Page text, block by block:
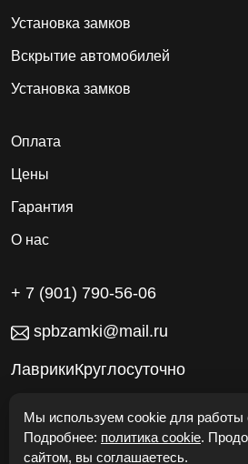
Установка замков
Вскрытие автомобилей
Установка замков
Оплата
Цены
Гарантия
О нас
+ 7 (901) 790-56-06
spbzamki@mail.ru
ЛаврикиКруглосуточно
Работаем без выходных
Мы используем cookie для работы
Подробнее: политика cookie.
сайтом, вы соглашаетесь.